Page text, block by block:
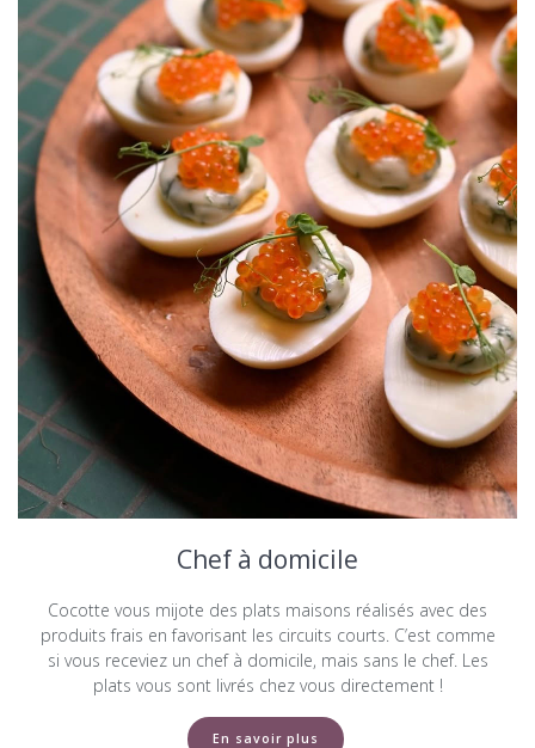
Chef à domicile
Cocotte vous mijote des plats maisons réalisés avec des
produits frais en favorisant les circuits courts. C’est comme
si vous receviez un chef à domicile, mais sans le chef. Les
plats vous sont livrés chez vous directement !
En savoir plus